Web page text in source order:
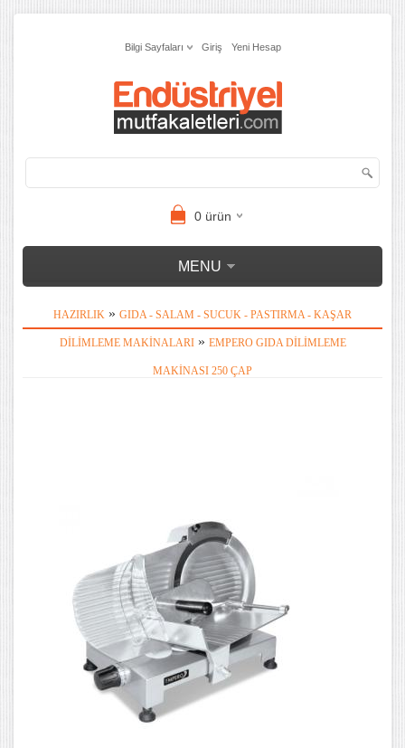
Bilgi Sayfaları Giriş Yeni Hesap
0ürün
MENU
HAZIRLIK » GIDA - SALAM - SUCUK - PASTIRMA - KAŞAR
DILIMLEME MAKINALARI» EMPERO GIDA DILIMLEME
MAKINASI 250 ÇAP